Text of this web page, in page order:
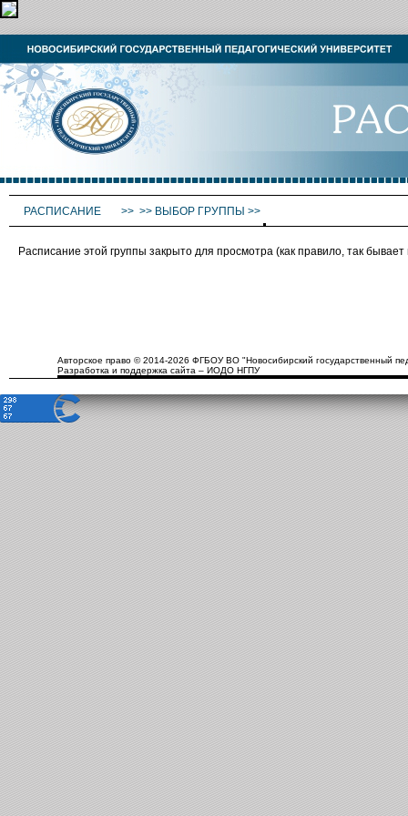
РАСПИСАНИЕ >> >> ВЫБОР ГРУППЫ >>
Расписание этой группы закрыто для просмотра (как правило, так
Авторское право © 2014-2026 ФГБОУ ВО "Новосибирский государственный
Разработка и поддержка сайта – ИОДО НГПУ